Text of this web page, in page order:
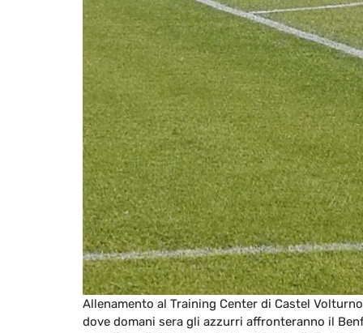
Allenamento al Training Center di Castel
dove domani sera gli azzurri affronteranno il